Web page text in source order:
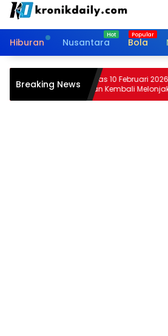
Hiburan Nusantara Bola
Breaking News
Harga Emas 10 Februari 2026:
Pegadaian Kembali Melonjak